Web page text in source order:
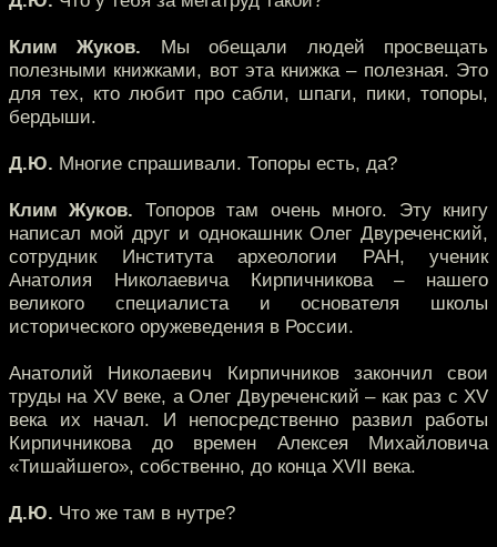
Клим Жуков. Мы обещали людей просвещать
полезными книжками, вот эта книжка – полезная. Это
для тех, кто любит про сабли, шпаги, пики, топоры,
бердыши.
Д.Ю. Многие спрашивали. Топоры есть, да?
Клим Жуков. Топоров там очень много. Эту книгу
написал мой друг и однокашник Олег Двуреченский,
сотрудник Института археологии РАН, ученик
Анатолия Николаевича Кирпичникова – нашего
великого специалиста и основателя школы
исторического оружеведения в России.
Анатолий Николаевич Кирпичников закончил свои
труды на XV веке, а Олег Двуреченский – как раз с XV
века их начал. И непосредственно развил работы
Кирпичникова до времен Алексея Михайловича
«Тишайшего», собственно, до конца XVII века.
Д.Ю. Что же там в нутре?